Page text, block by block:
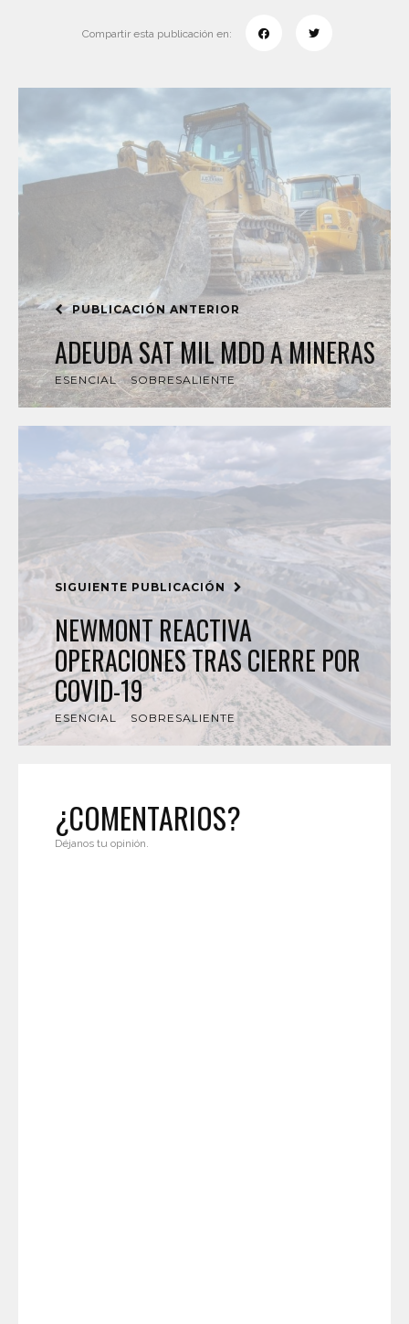
Compartir esta publicación en:
PUBLICACIÓN ANTERIOR
ADEUDA SAT MIL MDD A MINERAS
ESENCIAL SOBRESALIENTE
SIGUIENTE PUBLICACIÓN
NEWMONT REACTIVA
OPERACIONES TRAS CIERRE POR
COVID-19
ESENCIAL SOBRESALIENTE
¿COMENTARIOS?
Déjanos tu opinión.